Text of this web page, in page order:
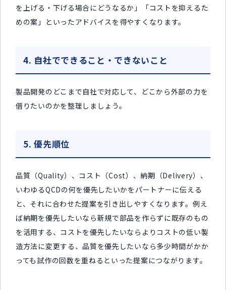
を上げる・下げる場合にどうなるか」「コストを抑えるた
めの案」といったアドバイスを得やすくなります。
4. 自社でできること・できないこと
製品開発のどこまで自社で対応して、どこから外部の力を
借りたいのかを整理しましょう。
5. 優先順位
品質（Quality）、コスト（Cost）、納期（Delivery）、
いわゆるQCDの何を優先したいかをパートナーに伝える
と、それに合わせた提案を引き出しやすくなります。例え
ば納期を優先したいなら新規で部品を作らずに既存のもの
を活用する、コストを優先したいならよりコストの低い製
造方法に変更する、品質を優先したいなら多少時間がかか
っても試作の回数を重ねるといった提案につながります。